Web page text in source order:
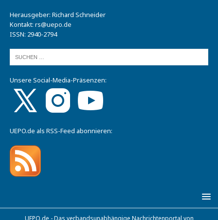
Herausgeber: Richard Schneider
Kontakt: rs@uepo.de
ISSN: 2940-2794
Unsere Social-Media-Präsenzen:
UEPO.de als RSS-Feed abonnieren:
UEPO.de - Das verbandsunabhängige Nachrichtenportal von